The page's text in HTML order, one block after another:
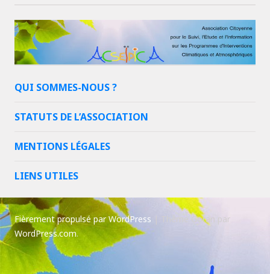
QUI SOMMES-NOUS ?
STATUTS DE L’ASSOCIATION
MENTIONS LÉGALES
LIENS UTILES
Fièrement propulsé par WordPress
Thème Goran par
WordPress.com.